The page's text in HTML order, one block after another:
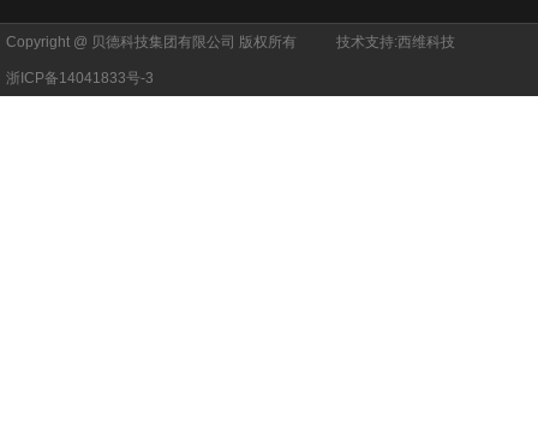
Copyright @ 贝德科技集团有限公司 版权所有 技术支持:西维科技
浙ICP备14041833号-3